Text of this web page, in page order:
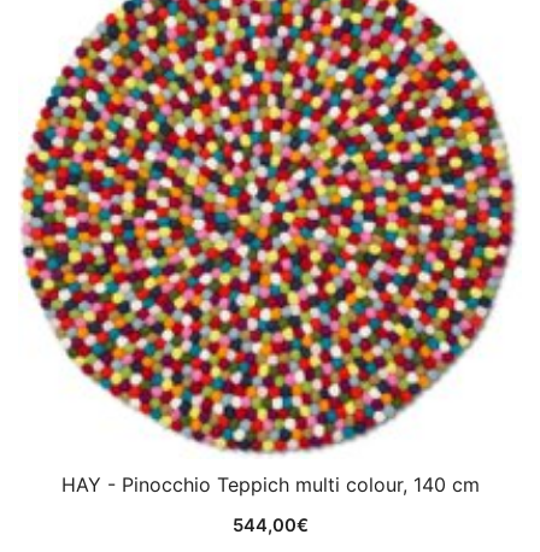
HAY - Pinocchio Teppich multi colour, 140 cm
544,00€